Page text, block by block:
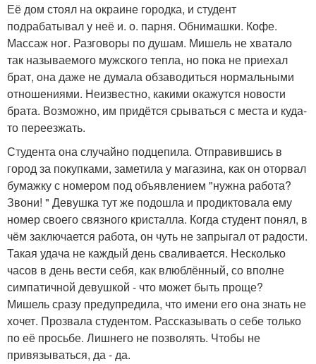
Её дом стоял на окраине городка, и студент
подрабатывал у неё и. о. парня. Обнимашки. Кофе.
Массаж ног. Разговоры по душам. Мишель не хватало
так называемого мужского тепла, но пока не приехал
брат, она даже не думала обзаводиться нормальными
отношениями. Неизвестно, какими окажутся новости
брата. Возможно, им придётся срываться с места и куда-
то переезжать.
Студента она случайно подцепила. Отправившись в
город за покупками, заметила у магазина, как он оторвал
бумажку с номером под объявлением "нужна работа?
Звони! " Девушка тут же подошла и продиктовала ему
номер своего связного кристалла. Когда студент понял, в
чём заключается работа, он чуть не запрыгал от радости.
Такая удача не каждый день сваливается. Несколько
часов в день вести себя, как влюблённый, со вполне
симпатичной девушкой - что может быть проще?
Мишель сразу предупредила, что имени его она знать не
хочет. Прозвала студентом. Рассказывать о себе только
по её просьбе. Лишнего не позволять. Чтобы не
привязываться, да - да.